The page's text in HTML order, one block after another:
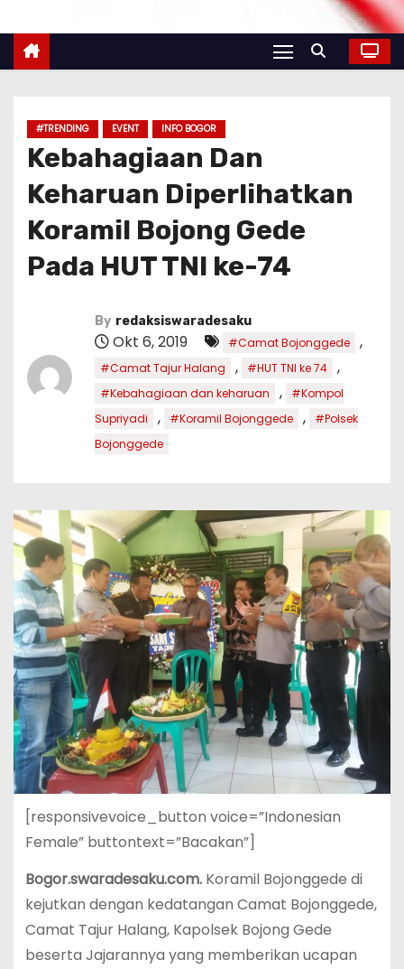
#TRENDING EVENT INFO BOGOR
Kebahagiaan Dan
Keharuan Diperlihatkan
Koramil Bojong Gede
Pada HUT TNI ke-74
By redaksiswaradesaku
Okt 6, 2019 #Camat Bojonggede ,
#Camat Tajur Halang , #HUT TNI ke 74 ,
#Kebahagiaan dan keharuan ,
#Kompol
Supriyadi
, #Koramil Bojonggede ,
#Polsek
Bojonggede
[responsivevoice_button voice=”Indonesian
Female” buttontext=”Bacakan”]
Bogor.swaradesaku.com. Koramil Bojonggede di
kejutkan dengan kedatangan Camat Bojonggede,
Camat Tajur Halang, Kapolsek Bojong Gede
beserta Jajarannya yang memberikan ucapan